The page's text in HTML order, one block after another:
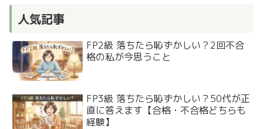
人気記事
FP2級 落ちたら恥ずかしい？2回不合
格の私が今思うこと
FP3級 落ちたら恥ずかしい？50代が正
直に答えます【合格・不合格どちらも
経験】